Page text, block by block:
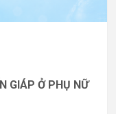
GIÁP Ở PHỤ NỮ